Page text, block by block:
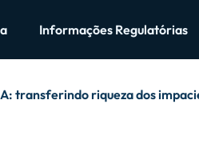
Informações Regulatórias
transferindo riqueza dos